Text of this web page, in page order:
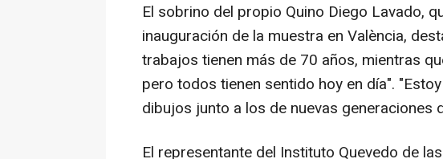
El sobrino del propio Quino Diego Lavado,
inauguración de la muestra en València,
trabajos tienen más de 70 años, mientras
pero todos tienen sentido hoy en día".
dibujos junto a los de nuevas generaciones
El representante del Instituto Quevedo de